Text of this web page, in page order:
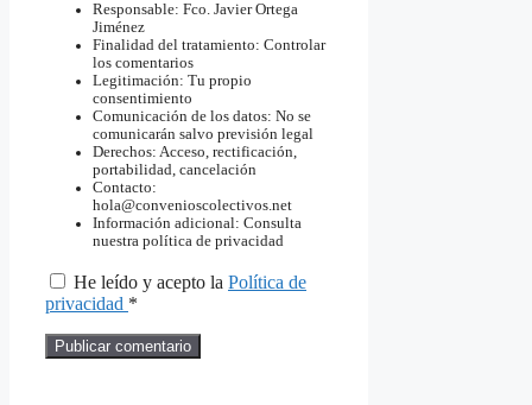
Responsable: Fco. Javier Ortega
Jiménez
Finalidad del tratamiento: Controlar
los comentarios
Legitimación: Tu propio
consentimiento
Comunicación de los datos: No se
comunicarán salvo previsión legal
Derechos: Acceso, rectificación,
portabilidad, cancelación
Contacto:
hola@convenioscolectivos.net
Información adicional: Consulta
nuestra política de privacidad
He leído y acepto la Política de
privacidad *